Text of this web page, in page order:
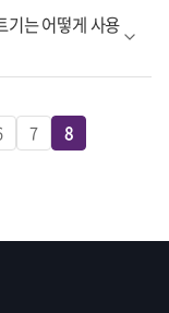
기는 어떻게 사용
7 8